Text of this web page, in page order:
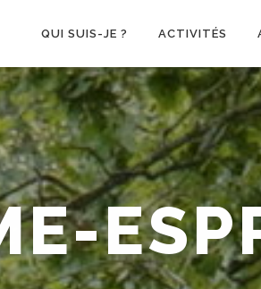
QUI SUIS-JE ? ACTIVITÉS